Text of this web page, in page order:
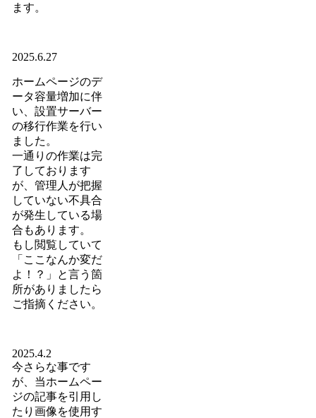
ます。
2025.6.27
ホームページのデ
ータ容量増加に伴
い、設置サーバー
の移行作業を行い
ました。
一通りの作業は完
了しております
が、管理人が把握
していない不具合
が発生している場
合もあります。
もし閲覧していて
「ここなんか変だ
よ！？」と言う箇
所がありましたら
ご指摘ください。
2025.4.2
今さらな事です
が、当ホームペー
ジの記事を引用し
たり画像を使用す